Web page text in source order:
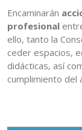
Encaminarán
profesional
ello, tanto la
ceder espacios,
didácticas, así
cumplimiento del